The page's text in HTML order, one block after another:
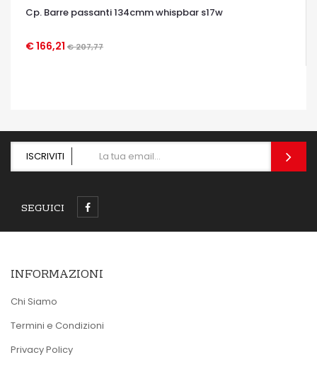
Cp. Barre passanti 134cmm whispbar s17w
€ 166,21 € 207,77
OCCHIATA VELOCE
ISCRIVITI
SEGUICI
INFORMAZIONI
Chi Siamo
Termini e Condizioni
Privacy Policy